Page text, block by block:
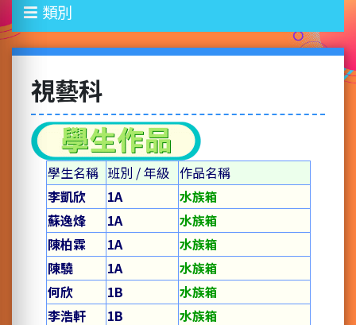
類別
視藝科
學生名稱 班別 / 年級 作品名稱
李凱欣
1A
水族箱
蘇逸烽
1A
水族箱
陳柏霖
1A
水族箱
陳驍
1A
水族箱
何欣
1B
水族箱
李浩軒
1B
水族箱